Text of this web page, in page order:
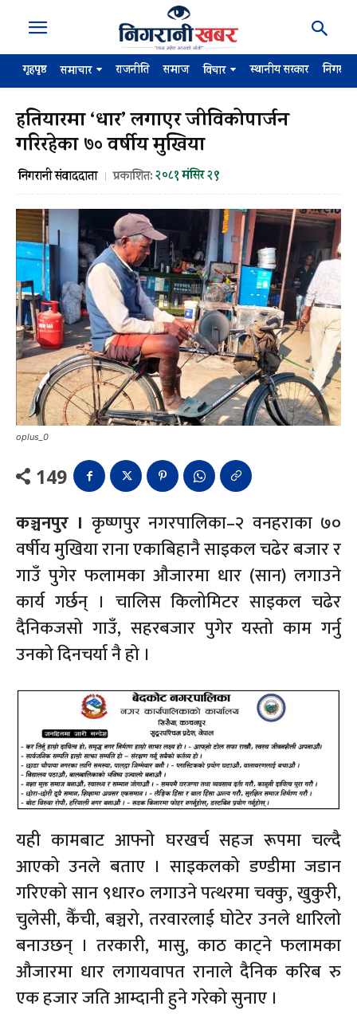
गृहपृष्ठ समाचार राजनीति समाज विचार स्थानीय सरकार
हतियारमा ‘धार’ लगाएर जीविकोपार्जन
गरिरहेका ७० वर्षीय मुखिया
निगरानी संवाददाता प्रकाशित:२०८१ मंसिर २९
oplus_0
149
कञ्चनपुर । कृष्णपुर नगरपालिका–२ वनहराका ७०
वर्षीय मुखिया राना एकाबिहानै साइकल चढेर बजार र
गाउँ पुगेर फलामका औजारमा धार (सान) लगाउने
कार्य गर्छन् । चालिस किलोमिटर साइकल चढेर
दैनिकजसो गाउँ, सहरबजार पुगेर यस्तो काम गर्नु
उनको दिनचर्या नै हो ।
यही कामबाट आफ्नो घरखर्च सहज रूपमा चल्दै
आएको उनले बताए । साइकलको डण्डीमा जडान
गरिएको सान ९धार० लगाउने पत्थरमा चक्कु, खुकुरी,
चुलेसी, कैँची, बञ्चरो, तरवारलाई घोटेर उनले धारिलो
बनाउछन् । तरकारी, मासु, काठ काट्ने फलामका
औजारमा धार लगायवापत रानाले दैनिक करिब रु
एक हजार जति आम्दानी हुने गरेको सुनाए ।